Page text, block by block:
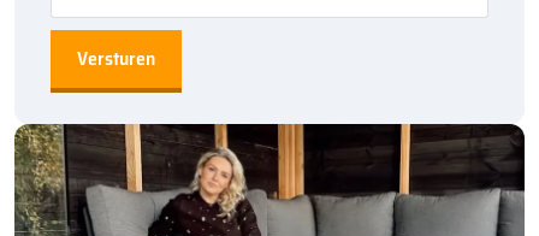
Bestratingsmarkt.com: de beste prijs,
snelle levering
Bij Bestratingsmarkt.com ben je verzekerd van de beste prijs in
Nederland. Dankzij onze ruime voorraad en snelle levering kun je
ook nog eens snel aan de slag met jouw tuinproject. Bestel
daarom vandaag nog. Ontdek de hoogwaardige kwaliteit en